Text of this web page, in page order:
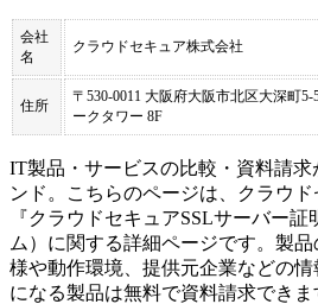
会社
名
クラウドセキュア株式会社
住所
〒530-0011 大阪府大阪市北区大深町
ークタワー 8F
IT製品・サービスの比較・資料請
ンド。こちらのページは、
クラウ
『クラウドセキュアSSLサーバー証
ム ）に関する詳細ページです。製
様や動作環境、提供元企業などの
になる製品は無料で資料請求できま